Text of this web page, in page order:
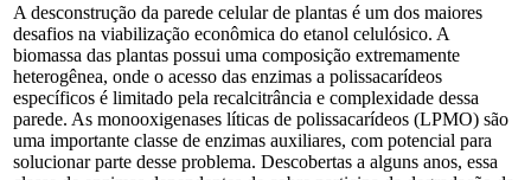
A desconstrução da parede celular de plantas é um dos maiores
desafios na viabilização econômica do etanol celulósico. A
biomassa das plantas possui uma composição extremamente
heterogênea, onde o acesso das enzimas a polissacarídeos
específicos é limitado pela recalcitrância e complexidade dessa
parede. As monooxigenases líticas de polissacarídeos (LPMO) são
uma importante classe de enzimas auxiliares, com potencial para
solucionar parte desse problema. Descobertas a alguns anos, essa